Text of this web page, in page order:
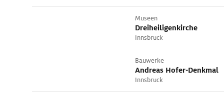
Museen
Dreiheiligenkirche
Innsbruck
Bauwerke
Andreas Hofer-Denkmal
Innsbruck